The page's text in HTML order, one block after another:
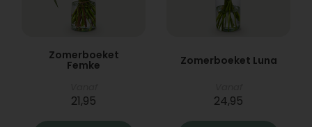
Zomerboeket
Femke
21,95
Zomerboeket Luna
24,95